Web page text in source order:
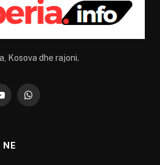
Kosova dhe rajoni.
WhatsApp
NE